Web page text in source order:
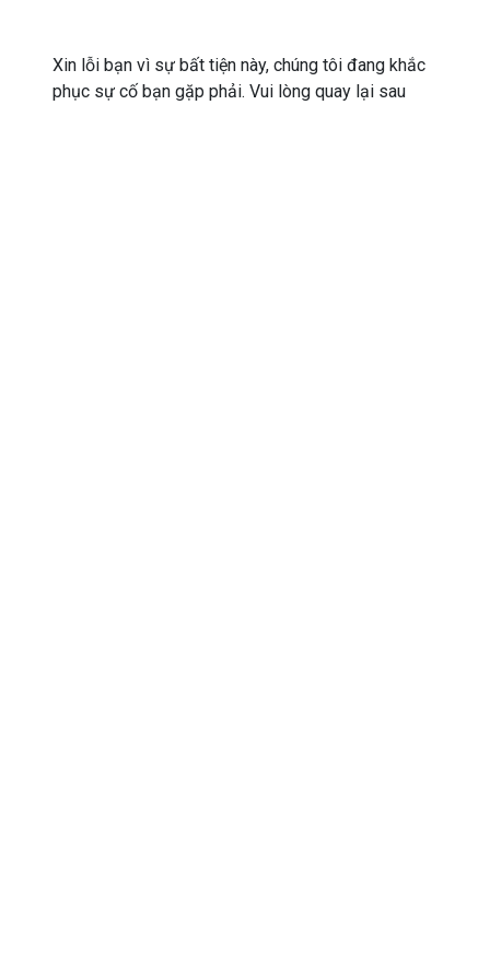
Xin lỗi bạn vì sự bất tiện này, chúng tôi đang khắc
phục sự cố bạn gặp phải. Vui lòng quay lại sau